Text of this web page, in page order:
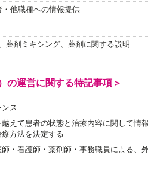
他職種への情報提供
薬剤ミキシング、薬剤に関する説明
の運営に関する特記事項＞
ス
えて患者の状態と治療内容に関して
方法を決定する
・看護師・薬剤師・事務職員による、